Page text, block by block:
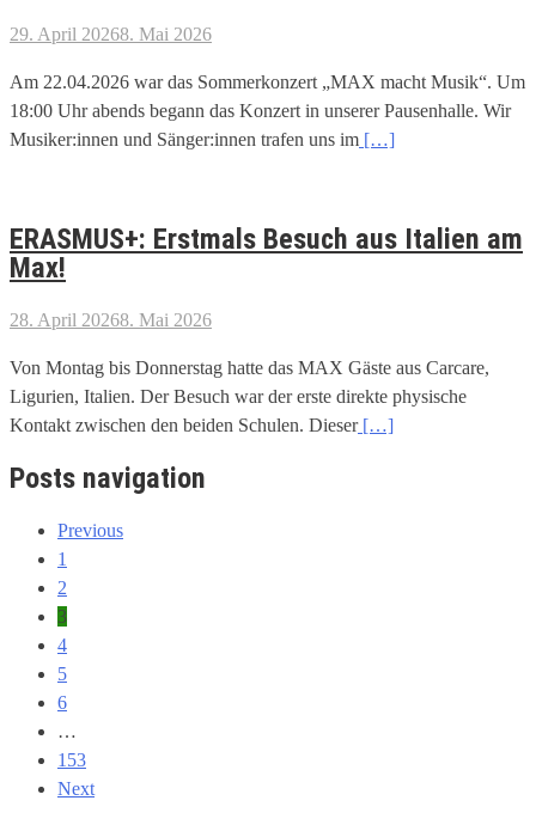
29. April 20268. Mai 2026
Am 22.04.2026 war das Sommerkonzert „MAX macht Musik“. Um
18:00 Uhr abends begann das Konzert in unserer Pausenhalle. Wir
Musiker:innen und Sänger:innen trafen uns im […]
ERASMUS+: Erstmals Besuch aus Italien am
Max!
28. April 20268. Mai 2026
Von Montag bis Donnerstag hatte das MAX Gäste aus Carcare,
Ligurien, Italien. Der Besuch war der erste direkte physische
Kontakt zwischen den beiden Schulen. Dieser[…]
Posts navigation
Previous
1
2
3
4
5
6
…
153
Next